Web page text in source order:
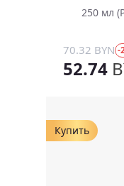
250 мл
70.32 BYN -
52.74
Купить